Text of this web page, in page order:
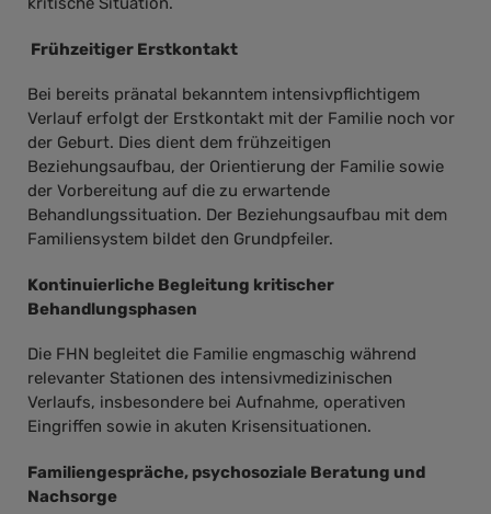
Frühzeitiger Erstkontakt
Bei bereits pränatal bekanntem intensivpflichtigem
Verlauf erfolgt der Erstkontakt mit der Familie noch vor
der Geburt. Dies dient dem frühzeitigen
Beziehungsaufbau, der Orientierung der Familie sowie
der Vorbereitung auf die zu erwartende
Behandlungssituation. Der Beziehungsaufbau mit dem
Familiensystem bildet den Grundpfeiler.
Kontinuierliche Begleitung kritischer
Behandlungsphasen
Die FHN begleitet die Familie engmaschig während
relevanter Stationen des intensivmedizinischen
Verlaufs, insbesondere bei Aufnahme, operativen
Eingriffen sowie in akuten Krisensituationen.
Familiengespräche, psychosoziale Beratung und
Nachsorge